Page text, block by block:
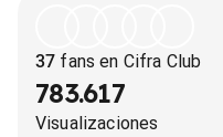
37 fans en Cifra Club
783.617
Visualizaciones